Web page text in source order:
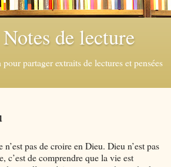
de lecture
partager extraits de lectures et pensées
pas de croire en Dieu. Dieu n’est pas
c’est de comprendre que la vie est